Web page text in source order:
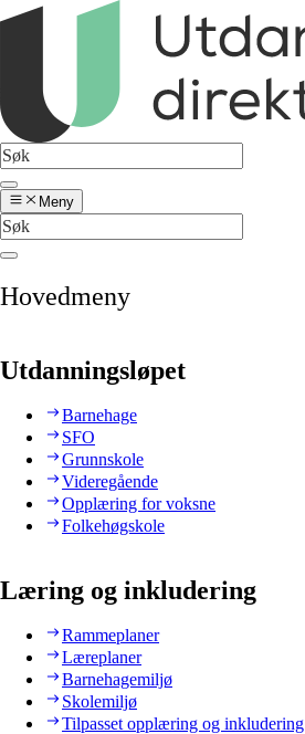
Meny
Hovedmeny
Utdanningsløpet
Barnehage
SFO
Grunnskole
Videregående
Opplæring for voksne
Folkehøgskole
Læring og inkludering
Rammeplaner
Læreplaner
Barnehagemiljø
Skolemiljø
Tilpasset opplæring og inkludering